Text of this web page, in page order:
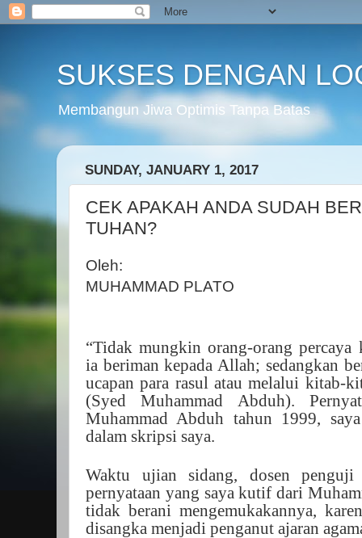
SUKSES DENGAN
Membangun Jiwa Optimis Tanpa Batas
SUNDAY, JANUARY 1, 2017
CEK APAKAH ANDA SUDAH
TUHAN?
Oleh:
MUHAMMAD PLATO
“Tidak mungkin orang-orang percaya
ia beriman kepada Allah; sedangkan
ucapan para rasul atau melalui kitab-
(Syed Muhammad Abduh).
Muhammad Abduh tahun 1999,
dalam skripsi saya.
Waktu ujian sidang, dosen penguji
pernyataan yang saya kutif dari
tidak berani mengemukakannya,
disangka menjadi penganut ajaran